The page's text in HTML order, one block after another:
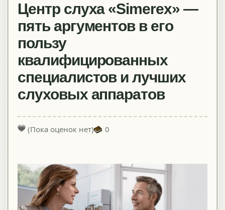
Центр слуха «Simerex» —
пять аргументов в его
пользу
квалифицированных
специалистов и лучших
слуховых аппаратов
(Пока оценок нет) 0